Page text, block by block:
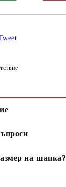
на шапка?